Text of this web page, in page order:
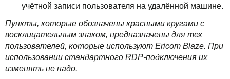
учётной записи пользователя на удалённой машине.
Пункты, которые обозначены красными кругами с
восклицательным знаком, предназначены для тех
пользователей, которые используют Ericom Blaze. При
использовании стандартного RDP-подключения их
изменять не надо.